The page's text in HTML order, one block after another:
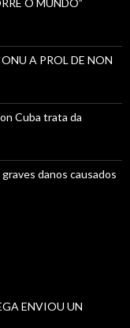
A PROL DE NON
Cuba trata da
danos causados
ENVIOU UN